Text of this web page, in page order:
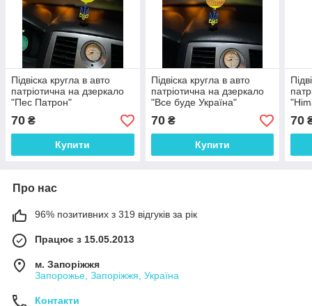
Підвіска кругла в авто
патріотична на дзеркало
"Пес Патрон"
70 ₴
Купити
Підвіска кругла в авто
патріотична на дзеркало
"Все буде Україна"
70₴
Купити
70
Про нас
96% позитивних з 319 відгуків за рік
Працює з 15.05.2013
м. Запоріжжя
Запорожье, Запоріжжя, Україна
Контакти